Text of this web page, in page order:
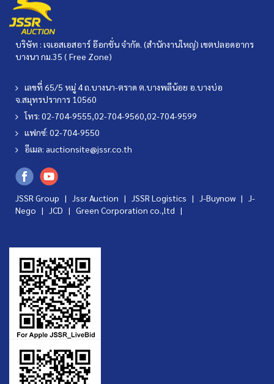
บริษัท : เจเอสเอสอาร์ อ๊อกชั่น จำกัด. (สำนักงานใหญ่) เขตปลอดอากร
บางนา กม.35 ( Free Zone)
เลขที่ 65/5 หมู่ 4 ถ.บางนา-ตราด ต.บางพลีน้อย อ.บางบ่อ
จ.สมุทรปราการ 10560
โทร: 02-704-9555,02-704-9560,02-704-9599
แฟกซ์: 02-704-9550
อีเมล: auctionsite@jssr.co.th
JSSR Group | Jssr Auction | JSSR Logistics | J-Buynow | J-
Nego | JCD | Green Corporation co.,ltd |